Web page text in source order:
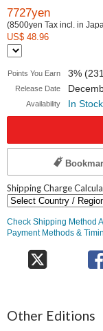
7727yen
(8500yen Tax incl. in
US$ 48.96
Points You Earn 3%
Release Date
Availability In
Shipping Charge
Check Shipping Method
Payment Methods &
Other Editions